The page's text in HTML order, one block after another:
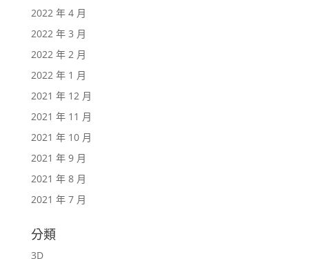
2022 年 4 月
2022 年 3 月
2022 年 2 月
2022 年 1 月
2021 年 12 月
2021 年 11 月
2021 年 10 月
2021 年 9 月
2021 年 8 月
2021 年 7 月
分類
3D